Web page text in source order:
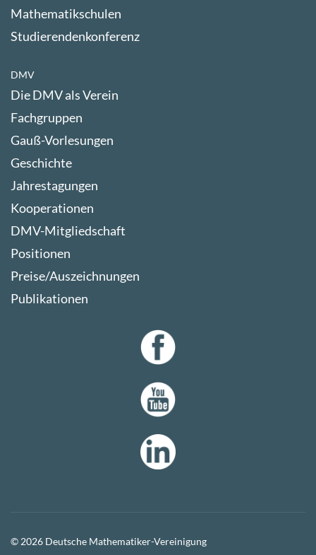
Mathematikschulen
Studierendenkonferenz
DMV
Die DMV als Verein
Fachgruppen
Gauß-Vorlesungen
Geschichte
Jahrestagungen
Kooperationen
DMV-Mitgliedschaft
Positionen
Preise/Auszeichnungen
Publikationen
© 2026 Deutsche Mathematiker-Vereinigung